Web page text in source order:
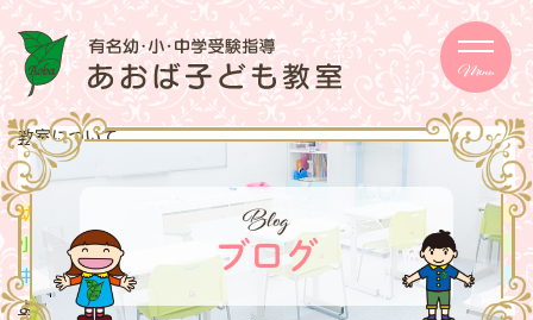
Menu
教室について
メッセージ 取り組み
幼児
school
小学生クラス
school中学生クラス
よくある質問
Blog
ブログ